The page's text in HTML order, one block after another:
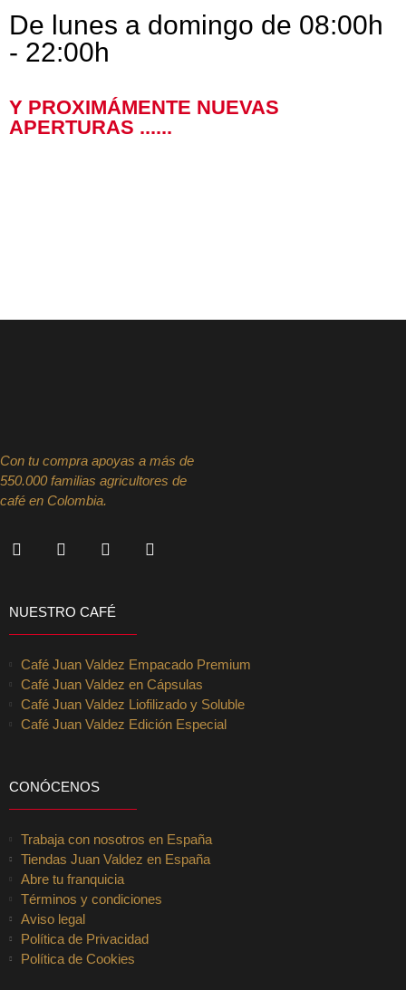
De lunes a domingo de 08:00h
- 22:00h
Y PROXIMÁMENTE NUEVAS
APERTURAS ......
Con tu compra apoyas a más de
550.000 familias agricultores de
café en Colombia.
NUESTRO CAFÉ
Café Juan Valdez Empacado Premium
Café Juan Valdez en Cápsulas
Café Juan Valdez Liofilizado y Soluble
Café Juan Valdez Edición Especial
CONÓCENOS
Trabaja con nosotros en España
Tiendas Juan Valdez en España
Abre tu franquicia
Términos y condiciones
Aviso legal
Política de Privacidad
Política de Cookies